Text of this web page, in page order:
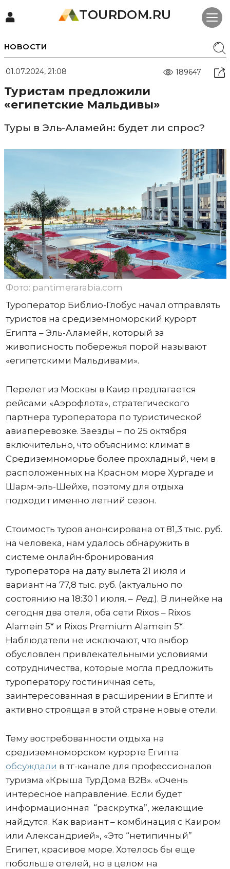
TOURDOM.RU
НОВОСТИ
01.07.2024, 21:08 189647
Туристам предложили
«египетские Мальдивы»
Туры в Эль-Аламейн: будет ли спрос?
Фото: pantimerarabia.com
Туроператор Библио-Глобус начал отправлять
туристов на средиземноморский курорт
Египта – Эль-Аламейн, который за
живописность побережья порой называют
«египетскими Мальдивами».
Перелет из Москвы в Каир предлагается
рейсами «Аэрофлота», стратегического
партнера туроператора по туристической
авиаперевозке. Заезды – по 25 октября
включительно, что объяснимо: климат в
Средиземноморье более прохладный, чем в
расположенных на Красном море Хургаде и
Шарм-эль-Шейхе, поэтому для отдыха
подходит именно летний сезон.
Стоимость туров анонсирована от 81,3 тыс. руб.
на человека, нам удалось обнаружить в
системе онлайн-бронирования
туроператора на дату вылета 21 июля и
вариант на 77,8 тыс. руб. (актуально по
состоянию на 18:30 1 июля. – Ред.). В линейке на
сегодня два отеля, оба сети Rixos – Rixos
Alamein 5* и Rixos Premium Alamein 5*.
Наблюдатели не исключают, что выбор
обусловлен привлекательными условиями
сотрудничества, которые могла предложить
туроператору гостиничная сеть,
заинтересованная в расширении в Египте и
активно строящая в этой стране новые отели.
Тему востребованности отдыха на
средиземноморском курорте Египта
обсуждали в тг-канале для профессионалов
туризма «Крыша ТурДома B2B». «Очень
интересное направление. Если будет
информационная “раскрутка”, желающие
найдутся. Как вариант – комбинация с Каиром
или Александрией», «Это “нетипичный”
Египет, красивое море. Хотелось бы еще
побольше отелей, но в целом на